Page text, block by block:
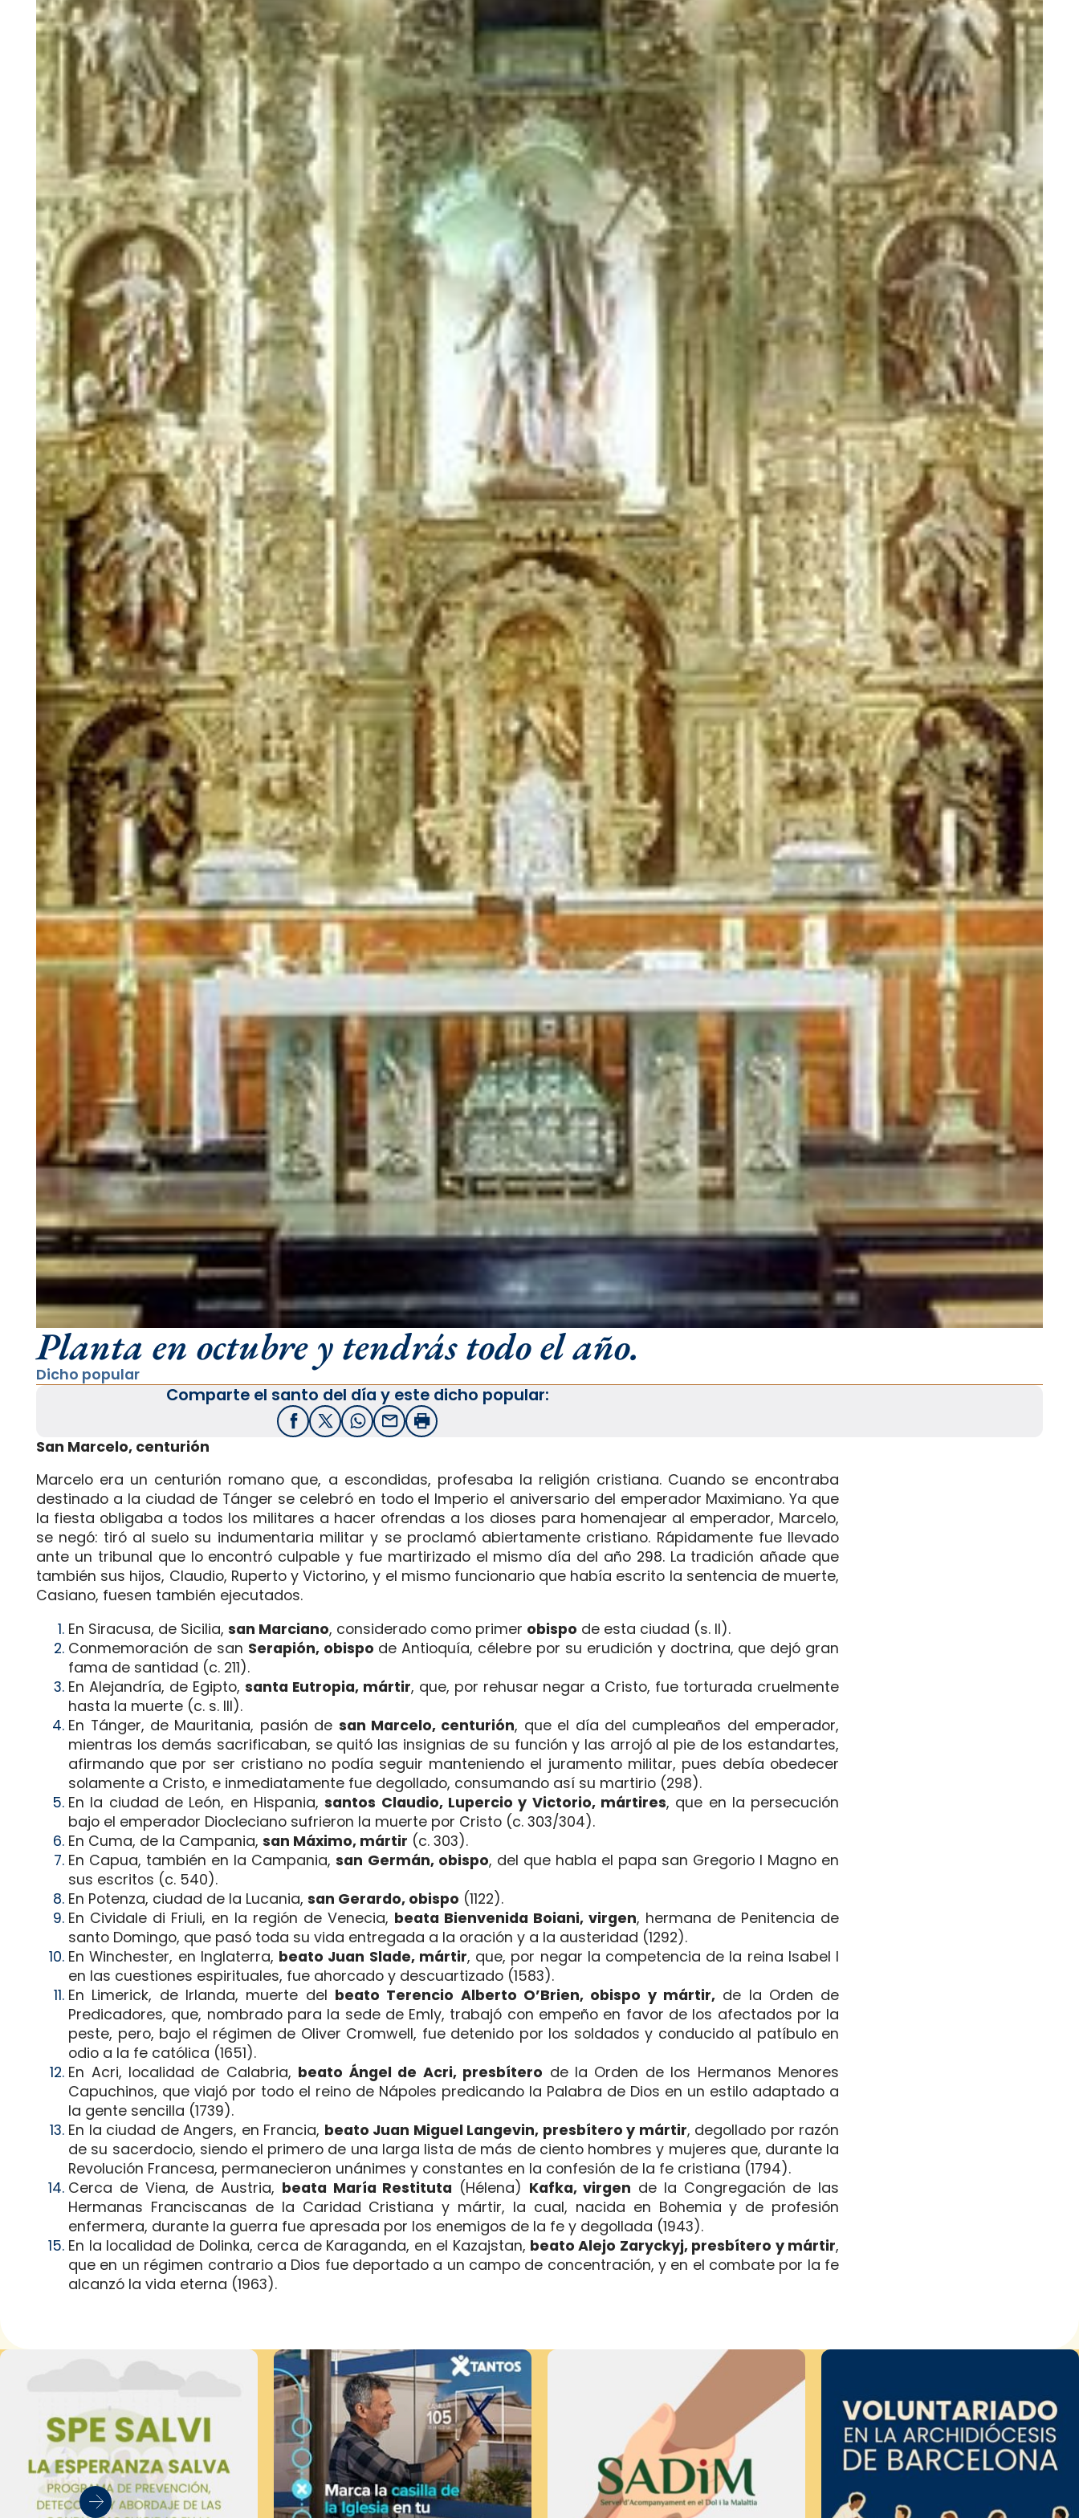
Planta en octubre y tendrás todo el año.
Dicho popular
Comparte el santo del día y este dicho popular:
FacebookX / Twitter
WhatsApp
EmailImprimir
San Marcelo, centurión
Marcelo era un centurión romano que, a escondidas, profesaba la religión cristiana. Cuando se encontraba
destinado a la ciudad de Tánger se celebró en todo el Imperio el aniversario del empera­dor Maximiano. Ya que
la fiesta obligaba a todos los militares a hacer ofrendas a los dioses para homenajear al emperador, Marcelo,
se negó: tiró al suelo su indumentaria militar y se proclamó abiertamente cristiano. Rápidamente fue llevado
ante un tribunal que lo encontró culpable y fue martirizado el mismo día del año 298. La tradición añade que
también sus hijos, Claudio, Ruperto y Victorino, y el mismo funcionario que había escrito la sentencia de muerte,
Casiano, fuesen también ejecutados.
En Siracusa, de Sicilia,san Marciano, considerado como primer obispo de esta ciudad (s. II).
Conmemoración de san Serapión, obispo de Antioquía, célebre por su erudición y doctrina, que dejó gran
fama de santidad (c. 211).
En Alejandría, de Egipto, santa Eutropia, mártir, que, por rehusar negar a Cristo, fue torturada cruelmente
hasta la muerte (c. s. III).
En Tánger, de Mauritania, pasión de san Marcelo, centurión, que el día del cumpleaños del emperador,
mientras los demás sacrificaban, se quitó las insignias de su función y las arrojó al pie de los estandartes,
afirmando que por ser cristiano no podía seguir manteniendo el juramento militar, pues debía obedecer
solamente a Cristo, e inmediatamente fue degollado, consumando así su martirio (298).
En la ciudad de León, en Hispania,santos Claudio, Lupercio y Victorio, mártires, que en la persecución
bajo el emperador Diocleciano sufrieron la muerte por Cristo (c. 303/304).
En Cuma, de la Campania,san Máximo, mártir (c. 303).
En Capua, también en la Campania,san Germán, obispo, del que habla el papa san Gregorio I Magno en
sus escritos (c. 540).
En Potenza, ciudad de la Lucania,san Gerardo, obispo (1122).
En Cividale di Friuli, en la región de Venecia, beata Bienvenida Boiani, virgen, hermana de Penitencia de
santo Domingo, que pasó toda su vida entregada a la oración y a la austeridad (1292).
En Winchester, en Inglaterra, beato Juan Slade, mártir, que, por negar la competencia de la reina Isabel I
en las cuestiones espirituales, fue ahorcado y descuartizado (1583).
En Limerick, de Irlanda, muerte del beato Terencio Alberto O’Brien, obispo y mártir,de la Orden de
Predicadores, que, nombrado para la sede de Emly, trabajó con empeño en favor de los afectados por la
peste, pero, bajo el régimen de Oliver Cromwell, fue detenido por los soldados y conducido al patíbulo en
odio a la fe católica (1651).
En Acri, localidad de Calabria, beato Ángel de Acri, presbítero de la Orden de los Hermanos Menores
Capuchinos, que viajó por todo el reino de Nápoles predicando la Palabra de Dios en un estilo adaptado a
la gente sencilla (1739).
En la ciudad de Angers, en Francia, beato Juan Miguel Langevin, presbítero y mártir, degollado por razón
de su sacerdocio, siendo el primero de una larga lista de más de ciento hombres y mujeres que, durante la
Revolución Francesa, permanecieron unánimes y constantes en la confesión de la fe cristiana (1794).
Cerca de Viena, de Austria, beata María Restituta (Hélena) Kafka, virgen de la Congregación de las
Hermanas Franciscanas de la Caridad Cristiana y mártir, la cual, nacida en Bohemia y de profesión
enfermera, durante la guerra fue apresada por los enemigos de la fe y degollada (1943).
En la localidad de Dolinka, cerca de Karaganda, en el Kazajstan, beato Alejo Zaryckyj, presbítero y mártir,
que en un régimen contrario a Dios fue deportado a un campo de concentración, y en el combate por la fe
alcanzó la vida eterna (1963).